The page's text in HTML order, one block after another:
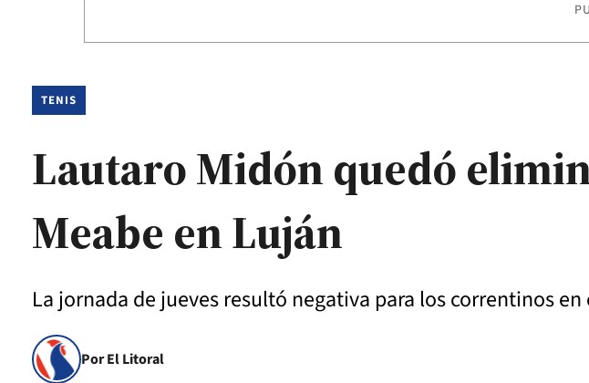
TENIS
Lautaro Midón quedó
Meabe en Luján
La jornada de jueves resultó negativa para los correntinos
Por El Litoral